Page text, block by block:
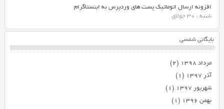
افزونه ارسال اتوماتیک پست های وردپرس به اینستاگرام
شنبه ، 30 جولای
بایگانی شمسی
مرداد ۱۳۹۸
(۲)
آذر ۱۳۹۷
(۱)
شهریور ۱۳۹۷
(۱)
بهمن ۱۳۹۶
(۱)